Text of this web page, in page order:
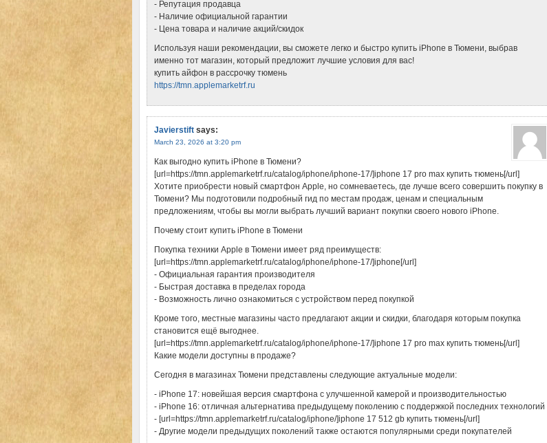
- Репутация продавца
- Наличие официальной гарантии
- Цена товара и наличие акций/скидок
Используя наши рекомендации, вы сможете легко и быстро купить iPhone в Тюмени, выбрав
именно тот магазин, который предложит лучшие условия для вас!
купить айфон в рассрочку тюмень
https://tmn.applemarketrf.ru
Javierstift says:
March 23, 2026 at 3:20 pm
Как выгодно купить iPhone в Тюмени?
[url=https://tmn.applemarketrf.ru/catalog/iphone/iphone-17/]iphone 17 pro max купить тюмень[/url]
Хотите приобрести новый смартфон Apple, но сомневаетесь, где лучше всего совершить покупку в
Тюмени? Мы подготовили подробный гид по местам продаж, ценам и специальным
предложениям, чтобы вы могли выбрать лучший вариант покупки своего нового iPhone.
Почему стоит купить iPhone в Тюмени
Покупка техники Apple в Тюмени имеет ряд преимуществ:
[url=https://tmn.applemarketrf.ru/catalog/iphone/iphone-17/]iphone[/url]
- Официальная гарантия производителя
- Быстрая доставка в пределах города
- Возможность лично ознакомиться с устройством перед покупкой
Кроме того, местные магазины часто предлагают акции и скидки, благодаря которым покупка
становится ещё выгоднее.
[url=https://tmn.applemarketrf.ru/catalog/iphone/iphone-17/]iphone 17 pro max купить тюмень[/url]
Какие модели доступны в продаже?
Сегодня в магазинах Тюмени представлены следующие актуальные модели:
- iPhone 17: новейшая версия смартфона с улучшенной камерой и производительностью
- iPhone 16: отличная альтернатива предыдущему поколению с поддержкой последних технологий
- [url=https://tmn.applemarketrf.ru/catalog/iphone/]iphone 17 512 gb купить тюмень[/url]
- Другие модели предыдущих поколений также остаются популярными среди покупателей